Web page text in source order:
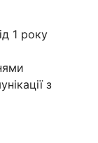
1 року
з